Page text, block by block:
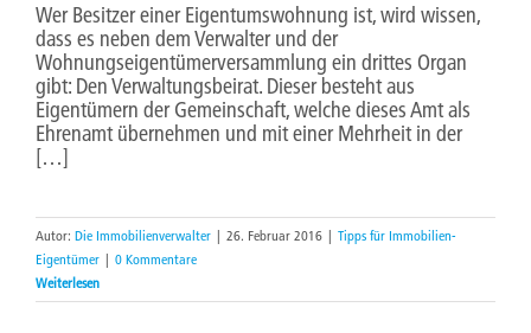
Wer Besitzer einer Eigentumswohnung ist, wird wissen,
dass es neben dem Verwalter und der
Wohnungseigentümerversammlung ein drittes Organ
gibt: Den Verwaltungsbeirat. Dieser besteht aus
Eigentümern der Gemeinschaft, welche dieses Amt als
Ehrenamt übernehmen und mit einer Mehrheit in der
[…]
Autor: Die Immobilienverwalter | 26. Februar 2016 | Tipps für Immobilien-
Eigentümer | 0 Kommentare
Weiterlesen